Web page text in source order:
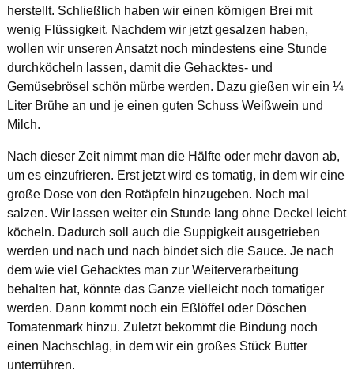
herstellt. Schließlich haben wir einen körnigen Brei mit
wenig Flüssigkeit. Nachdem wir jetzt gesalzen haben,
wollen wir unseren Ansatzt noch mindestens eine Stunde
durchköcheln lassen, damit die Gehacktes- und
Gemüsebrösel schön mürbe werden. Dazu gießen wir ein ¼
Liter Brühe an und je einen guten Schuss Weißwein und
Milch.
Nach dieser Zeit nimmt man die Hälfte oder mehr davon ab,
um es einzufrieren. Erst jetzt wird es tomatig, in dem wir eine
große Dose von den Rotäpfeln hinzugeben. Noch mal
salzen. Wir lassen weiter ein Stunde lang ohne Deckel leicht
köcheln. Dadurch soll auch die Suppigkeit ausgetrieben
werden und nach und nach bindet sich die Sauce. Je nach
dem wie viel Gehacktes man zur Weiterverarbeitung
behalten hat, könnte das Ganze vielleicht noch tomatiger
werden. Dann kommt noch ein Eßlöffel oder Döschen
Tomatenmark hinzu. Zuletzt bekommt die Bindung noch
einen Nachschlag, in dem wir ein großes Stück Butter
unterrühren.